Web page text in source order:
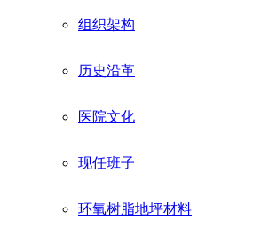
组织架构
历史沿革
医院文化
现任班子
环氧树脂地坪材料